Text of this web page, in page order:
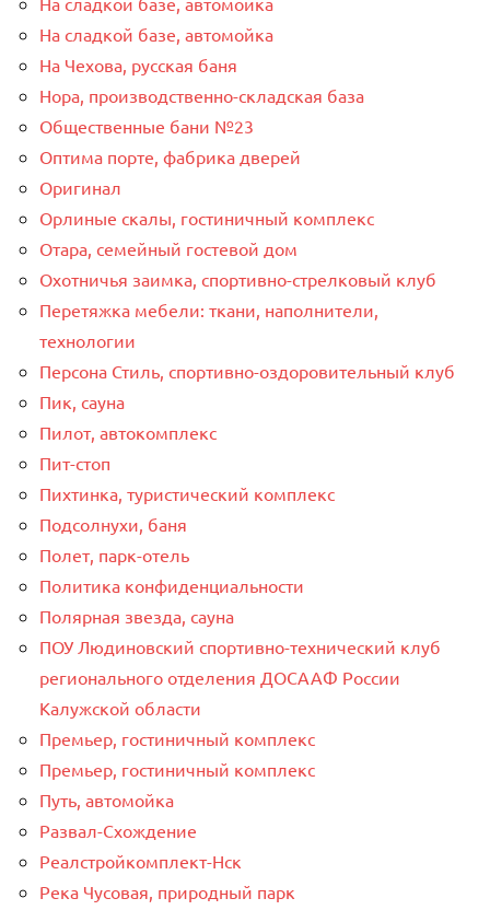
На сладкой базе, автомойка
На Чехова, русская баня
Нора, производственно-складская база
Общественные бани №23
Оптима порте, фабрика дверей
Оригинал
Орлиные скалы, гостиничный комплекс
Отара, семейный гостевой дом
Охотничья заимка, спортивно-стрелковый клуб
Перетяжка мебели: ткани, наполнители,
технологии
Персона Стиль, спортивно-оздоровительный клуб
Пик, сауна
Пилот, автокомплекс
Пит-стоп
Пихтинка, туристический комплекс
Подсолнухи, баня
Полет, парк-отель
Политика конфиденциальности
Полярная звезда, сауна
ПОУ Людиновский спортивно-технический клуб
регионального отделения ДОСААФ России
Калужской области
Премьер, гостиничный комплекс
Премьер, гостиничный комплекс
Путь, автомойка
Развал-Схождение
Реалстройкомплект-Нск
Река Чусовая, природный парк